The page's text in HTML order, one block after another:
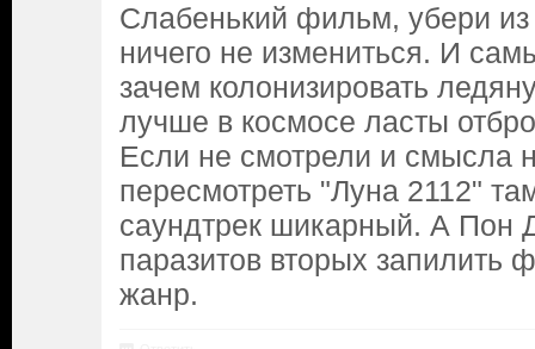
Слабенький фильм, убери
ничего не измениться. И
зачем колонизировать
лучше в космосе ласты
Если не смотрели и смысла
пересмотреть "Луна 2112"
саундтрек шикарный. А Пон
паразитов вторых запилить
жанр.